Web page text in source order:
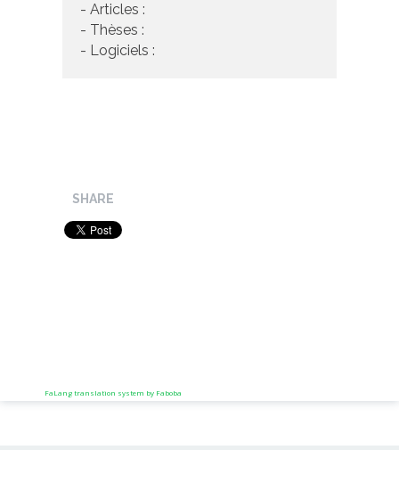
- Articles :
- Thèses :
- Logiciels :
SHARE
FaLang translation system by Faboba